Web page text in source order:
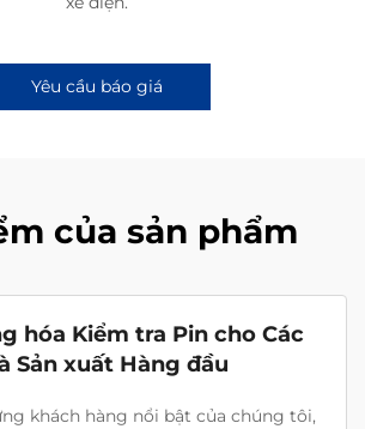
Yêu cầu báo giá
của sản phẩm
hóa Kiểm tra Pin cho Các
Sản xuất Hàng đầu
khách hàng nổi bật của chúng tôi,